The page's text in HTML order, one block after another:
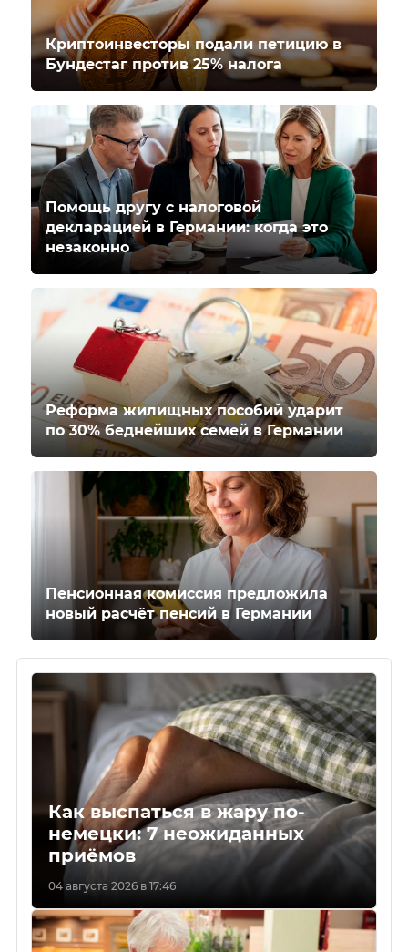
Криптоинвесторы подали петицию в
Бундестаг против 25% налога
Помощь другу с налоговой
декларацией в Германии: когда это
незаконно
Реформа жилищных пособий ударит
по 30% беднейших семей в Германии
Пенсионная комиссия предложила
новый расчёт пенсий в Германии
Как выспаться в жару по-
немецки: 7 неожиданных
приёмов
04 августа 2026 в 17:46